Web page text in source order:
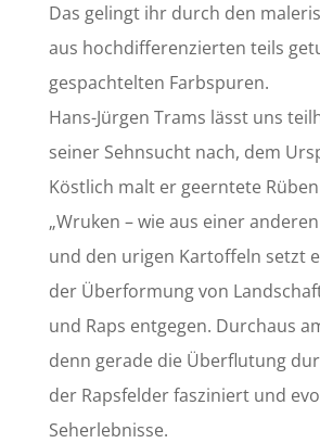
Das gelingt ihr durch den
aus hochdifferenzierten teils
gespachtelten Farbspuren.
Hans-Jürgen Trams lässt uns
seiner Sehnsucht nach, dem
Köstlich malt er geerntete
„Wruken – wie aus einer
und den urigen Kartoffeln setzt
der Überformung von
und Raps entgegen. Durchaus
denn gerade die Überflutung
der Rapsfelder fasziniert und
Seherlebnisse.